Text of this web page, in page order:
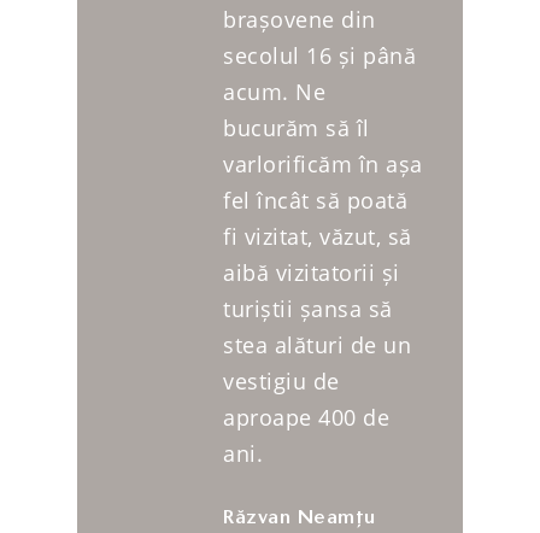
brașovene din
secolul 16 și până
acum. Ne
bucurăm să îl
varlorificăm în așa
fel încât să poată
fi vizitat, văzut, să
aibă vizitatorii și
turiștii șansa să
stea alături de un
vestigiu de
aproape 400 de
ani.
Răzvan Neamțu